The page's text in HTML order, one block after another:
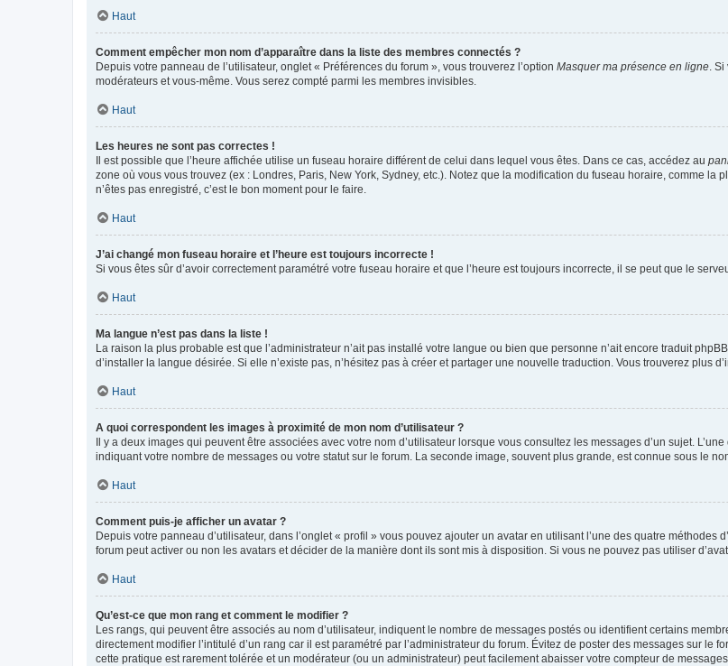
Haut
Comment empêcher mon nom d’apparaître dans la liste des membres connectés ?
Depuis votre panneau de l’utilisateur, onglet « Préférences du forum », vous trouverez l’option Masquer ma présence en ligne .
modérateurs et vous-même. Vous serez compté parmi les membres invisibles.
Haut
Les heures ne sont pas correctes !
Il est possible que l’heure affichée utilise un fuseau horaire différent de celui dans lequel vous êtes. Dans ce cas, accédez au
zone où vous vous trouvez (ex : Londres, Paris, New York, Sydney, etc.). Notez que la modification du fuseau horaire, comme la
n’êtes pas enregistré, c’est le bon moment pour le faire.
Haut
J’ai changé mon fuseau horaire et l’heure est toujours incorrecte !
Si vous êtes sûr d’avoir correctement paramétré votre fuseau horaire et que l’heure est toujours incorrecte, il se peut que le
Haut
Ma langue n’est pas dans la liste !
La raison la plus probable est que l’administrateur n’ait pas installé votre langue ou bien que personne n’ait encore traduit
d’installer la langue désirée. Si elle n’existe pas, n’hésitez pas à créer et partager une nouvelle traduction. Vous trouverez plus
Haut
A quoi correspondent les images à proximité de mon nom d’utilisateur ?
Il y a deux images qui peuvent être associées avec votre nom d’utilisateur lorsque vous consultez les messages d’un sujet.
indiquant votre nombre de messages ou votre statut sur le forum. La seconde image, souvent plus grande, est connue sous le
Haut
Comment puis-je afficher un avatar ?
Depuis votre panneau d’utilisateur, dans l’onglet « profil » vous pouvez ajouter un avatar en utilisant l’une des quatre méthodes
forum peut activer ou non les avatars et décider de la manière dont ils sont mis à disposition. Si vous ne pouvez pas utiliser
Haut
Qu’est-ce que mon rang et comment le modifier ?
Les rangs, qui peuvent être associés au nom d’utilisateur, indiquent le nombre de messages postés ou identifient certains
directement modifier l’intitulé d’un rang car il est paramétré par l’administrateur du forum. Évitez de poster des messages sur le
cette pratique est rarement tolérée et un modérateur (ou un administrateur) peut facilement abaisser votre compteur de messages.